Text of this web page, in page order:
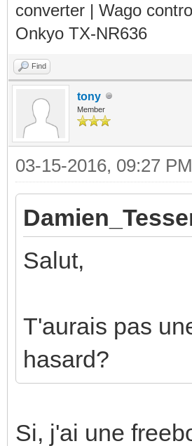
converter | Wago
Onkyo TX-NR636
Find
tony
Member
03-15-2016, 09:27 PM
Salut,
T'aurais pas
hasard?
Si, j'ai une